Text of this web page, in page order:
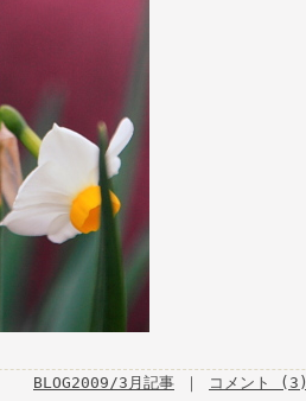
BLOG2009/3月記事 ｜ コメント (3)